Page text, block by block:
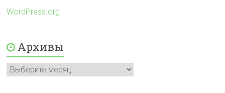
WordPress.org
Архивы
Архивы